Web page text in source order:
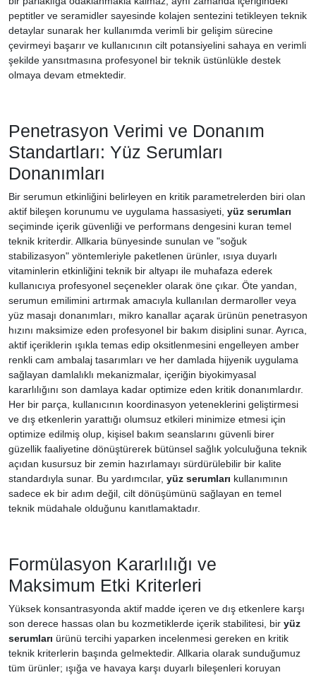
peptitler ve seramidler sayesinde kolajen sentezini tetikleyen teknik
detaylar sunarak her kullanımda verimli bir gelişim sürecine
çevirmeyi başarır ve kullanıcının cilt potansiyelini sahaya en verimli
şekilde yansıtmasına profesyonel bir teknik üstünlükle destek
olmaya devam etmektedir.
Penetrasyon Verimi ve Donanım
Standartları: Yüz Serumları
Donanımları
Bir serumun etkinliğini belirleyen en kritik parametrelerden biri olan
aktif bileşen korunumu ve uygulama hassasiyeti, yüz serumları
seçiminde içerik güvenliği ve performans dengesini kuran temel
teknik kriterdir. Allkaria bünyesinde sunulan ve "soğuk
stabilizasyon" yöntemleriyle paketlenen ürünler, ısıya duyarlı
vitaminlerin etkinliğini teknik bir altyapı ile muhafaza ederek
kullanıcıya profesyonel seçenekler olarak öne çıkar. Öte yandan,
serumun emilimini artırmak amacıyla kullanılan dermaroller veya
yüz masajı donanımları, mikro kanallar açarak ürünün penetrasyon
hızını maksimize eden profesyonel bir bakım disiplini sunar. Ayrıca,
aktif içeriklerin ışıkla temas edip oksitlenmesini engelleyen amber
renkli cam ambalaj tasarımları ve her damlada hijyenik uygulama
sağlayan damlalıklı mekanizmalar, içeriğin biyokimyasal
kararlılığını son damlaya kadar optimize eden kritik donanımlardır.
Her bir parça, kullanıcının koordinasyon yeteneklerini geliştirmesi
ve dış etkenlerin yarattığı olumsuz etkileri minimize etmesi için
optimize edilmiş olup, kişisel bakım seanslarını güvenli birer
güzellik faaliyetine dönüştürerek bütünsel sağlık yolculuğuna teknik
açıdan kusursuz bir zemin hazırlamayı sürdürülebilir bir kalite
standardıyla sunar. Bu yardımcılar, yüz serumları kullanımının
sadece ek bir adım değil, cilt dönüşümünü sağlayan en temel
teknik müdahale olduğunu kanıtlamaktadır.
Formülasyon Kararlılığı ve
Maksimum Etki Kriterleri
Yüksek konsantrasyonda aktif madde içeren ve dış etkenlere karşı
son derece hassas olan bu kozmetiklerde içerik stabilitesi, bir yüz
serumları ürünü tercihi yaparken incelenmesi gereken en kritik
teknik kriterlerin başında gelmektedir. Allkaria olarak sunduğumuz
tüm ürünler; ışığa ve havaya karşı duyarlı bileşenleri koruyan